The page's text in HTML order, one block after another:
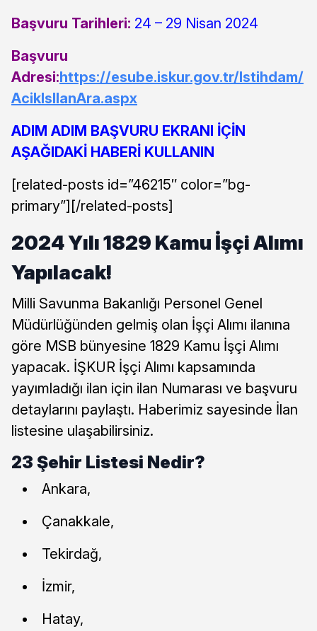
Başvuru Tarihleri: 24 – 29 Nisan 2024
Başvuru
Adresi:https://esube.iskur.gov.tr/Istihdam/
AcikIsIlanAra.aspx
ADIM ADIM BAŞVURU EKRANI İÇİN
AŞAĞIDAKİ HABERİ KULLANIN
[related-posts id=”46215″ color=”bg-
primary”][/related-posts]
2024 Yılı 1829 Kamu İşçi Alımı
Yapılacak!
Milli Savunma Bakanlığı Personel Genel
Müdürlüğünden gelmiş olan İşçi Alımı ilanına
göre MSB bünyesine 1829 Kamu İşçi Alımı
yapacak. İŞKUR İşçi Alımı kapsamında
yayımladığı ilan için ilan Numarası ve başvuru
detaylarını paylaştı. Haberimiz sayesinde İlan
listesine ulaşabilirsiniz.
23 Şehir Listesi Nedir?
Ankara,
Çanakkale,
Tekirdağ,
İzmir,
Hatay,